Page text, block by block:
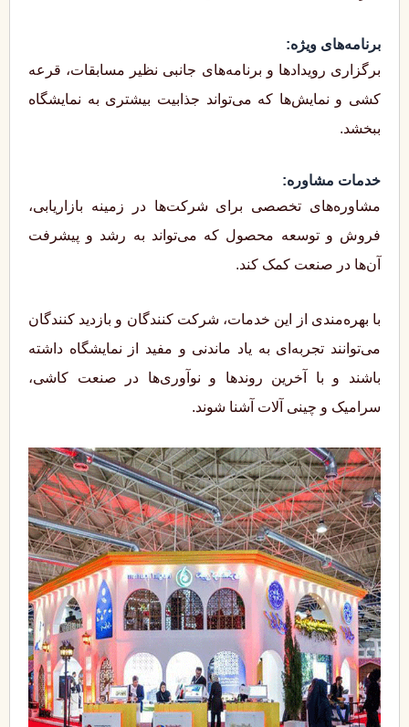
برنامه‌های ویژه:
برگزاری رویدادها و برنامه‌های جانبی نظیر مسابقات، قرعه‌
کشی و نمایش‌ها که می‌تواند جذابیت بیشتری به نمایشگاه
ببخشد.
خدمات مشاوره:
مشاوره‌های تخصصی برای شرکت‌ها در زمینه بازاریابی،
فروش و توسعه محصول که می‌تواند به رشد و پیشرفت
آن‌ها در صنعت کمک کند.
با بهره‌مندی از این خدمات، شرکت ‌کنندگان و بازدید کنندگان
می‌توانند تجربه‌ای به یاد ماندنی و مفید از نمایشگاه داشته
باشند و با آخرین روندها و نوآوری‌ها در صنعت کاشی،
سرامیک و چینی آلات آشنا شوند.